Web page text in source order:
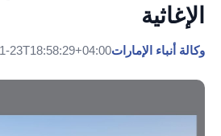
الإغاثية
وكالة أنباء الإمارات23T18:58:29+04:00